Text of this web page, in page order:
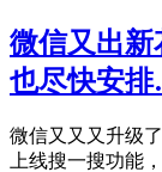
微信又出
也尽快安
微信又又又升级
上线搜一搜功能